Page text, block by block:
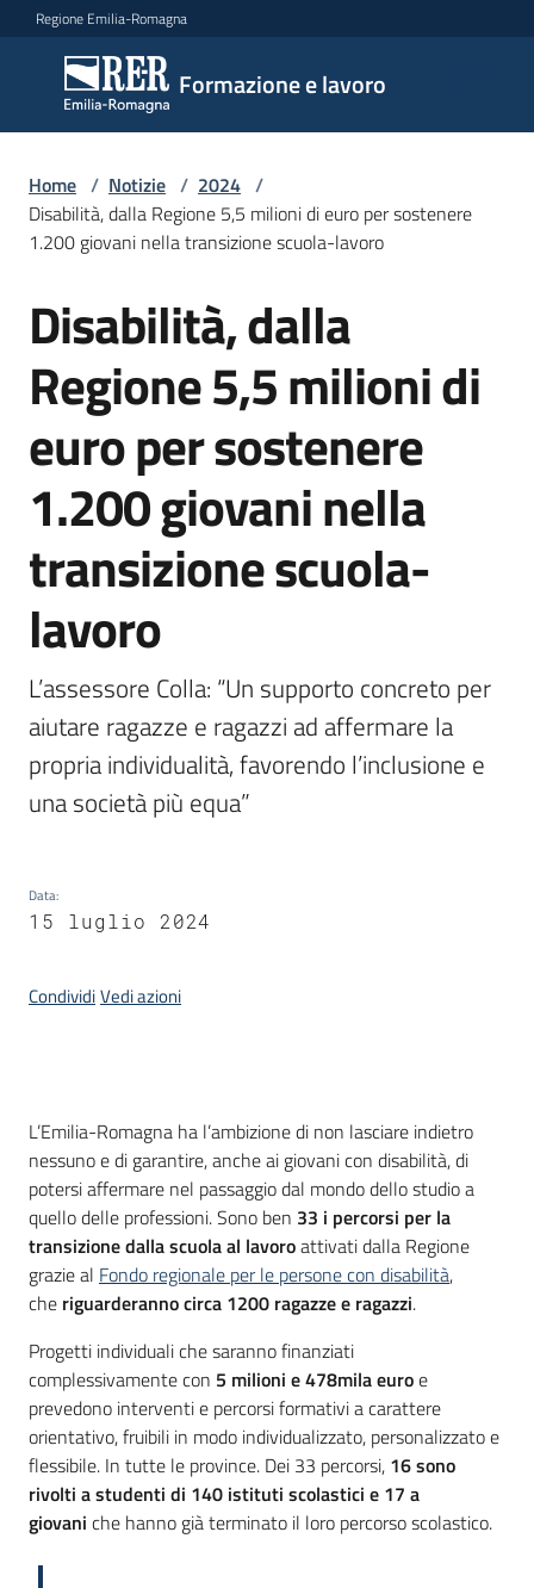
Vai al contenuto
Vai alla navigazione
Vai al footer
Regione Emilia-Romagna
Formazione e lavoro
Formazione
e lavoro
Argomenti
Novità
Servizi
Leggi
Atti
Bandi
Piani
Programmi
Progetti
sociale
europeo
Home / Notizie / 2024 /
Disabilità, dalla Regione 5,5 milioni di euro per sostenere
1.200 giovani nella transizione scuola-lavoro
Salta al contenuto
Disabilità, dalla
Regione 5,5 milioni di
euro per sostenere
1.200 giovani nella
transizione scuola-
lavoro
L’assessore Colla: “Un supporto concreto per
aiutare ragazze e ragazzi ad affermare la
propria individualità, favorendo l’inclusione e
una società più equa”
Data:
15 luglio 2024
CondividiVedi azioni
Introduzione
L’Emilia-Romagna ha l’ambizione di non lasciare indietro
nessuno e di garantire, anche ai giovani con disabilità, di
potersi affermare nel passaggio dal mondo dello studio a
quello delle professioni. Sono ben 33 i percorsi per la
transizione dalla scuola al lavoroattivati dalla Regione
grazie al Fondo regionale per le persone con disabilità,
che riguarderanno circa 1200 ragazze e ragazzi.
Progetti individuali che saranno finanziati
complessivamente con 5 milioni e 478mila euroe
prevedono interventi e percorsi formativi a carattere
orientativo, fruibili in modo individualizzato, personalizzato e
flessibile. In tutte le province. Dei 33 percorsi, 16 sono
rivolti a studenti di 140 istituti scolastici e 17 a
giovani che hanno già terminato il loro percorso scolastico.